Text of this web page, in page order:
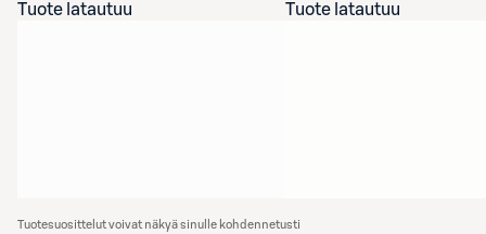
Tuote latautuu
Tuote latautuu
Tuotesuosittelut voivat näkyä sinulle kohdennetusti